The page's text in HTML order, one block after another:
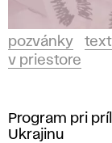
pozvánky
v priestore
Program pri
Ukrajinu